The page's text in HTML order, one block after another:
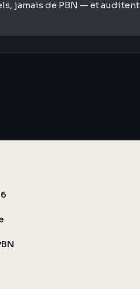
jamais de PBN — et auditent